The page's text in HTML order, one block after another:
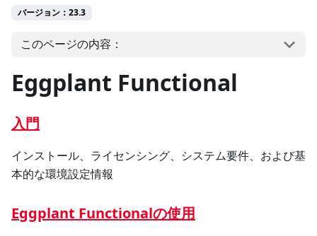
バージョン：23.3
このページの内容：
Eggplant Functional
入門
インストール、ライセンシング、システム要件、および基
本的な環境設定情報
Eggplant Functionalの使用